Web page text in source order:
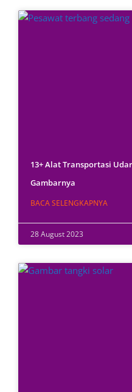
13+ Alat Transportasi
Gambarnya
BACA SELENGKAPNYA
28 August 2023